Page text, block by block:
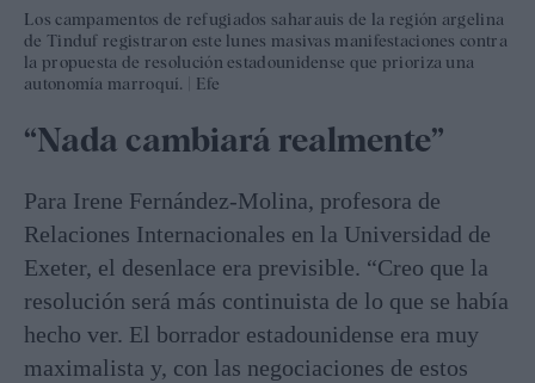
Los campamentos de refugiados saharauis de la región argelina
de Tinduf registraron este lunes masivas manifestaciones contra
la propuesta de resolución estadounidense que prioriza una
autonomía marroquí.
Efe
“Nada cambiará realmente”
Para Irene Fernández-Molina, profesora de
Relaciones Internacionales en la Universidad de
Exeter, el desenlace era previsible. “Creo que la
resolución será más continuista de lo que se había
hecho ver. El borrador estadounidense era muy
maximalista y, con las negociaciones de estos